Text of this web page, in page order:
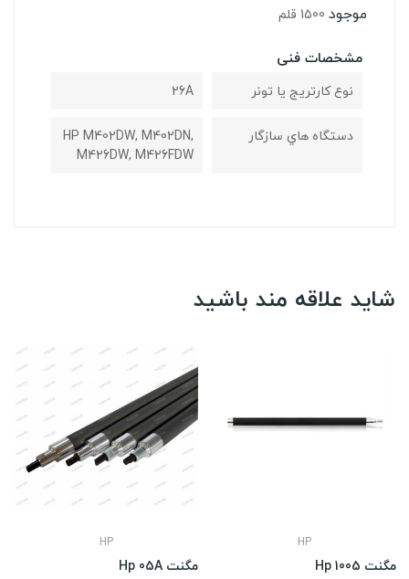
موجود 1500 قلم
مشخصات فنی
نوع کارتریج یا تونر
26A
دستگاه هاي سازگار
HP M402DW, M402DN,
M426DW, M426FDW
شاید علاقه مند باشید
HP
مگنت Hp 05A
HP
مگنت Hp 1005